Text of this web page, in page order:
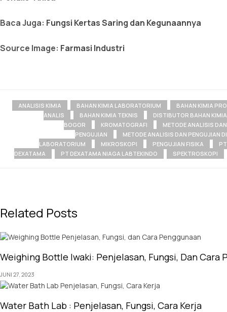
Baca Juga: Fungsi Kertas Saring dan Kegunaannya
Source Image: Farmasi Industri
ANALISIS KIMIA BAHAN KIMIA LABORATORIUM
BAHAN KIMIA PRO
ANALIS
BAHAN KIMIA TEKNIS
DISTIBUTOR BAHAN KIMIA
BOGOR
KROMATOGRAFI
METODE ANALISIS DAN
PENGUJIAN
METODE ANALISIS DAN PENGUJIAN DI
LABORATORIUM
MIKROSKOPI PENGUJIAN FISIKA
PT
DEXATAMA
PT DEXATAMA NIAGA LABTEKINDO SPEKTROSKOPI
Related Posts
Weighing Bottle Iwaki: Penjelasan, Fungsi, Dan Cara
JUNI 27, 2023
Water Bath Lab : Penjelasan, Fungsi, Cara Kerja